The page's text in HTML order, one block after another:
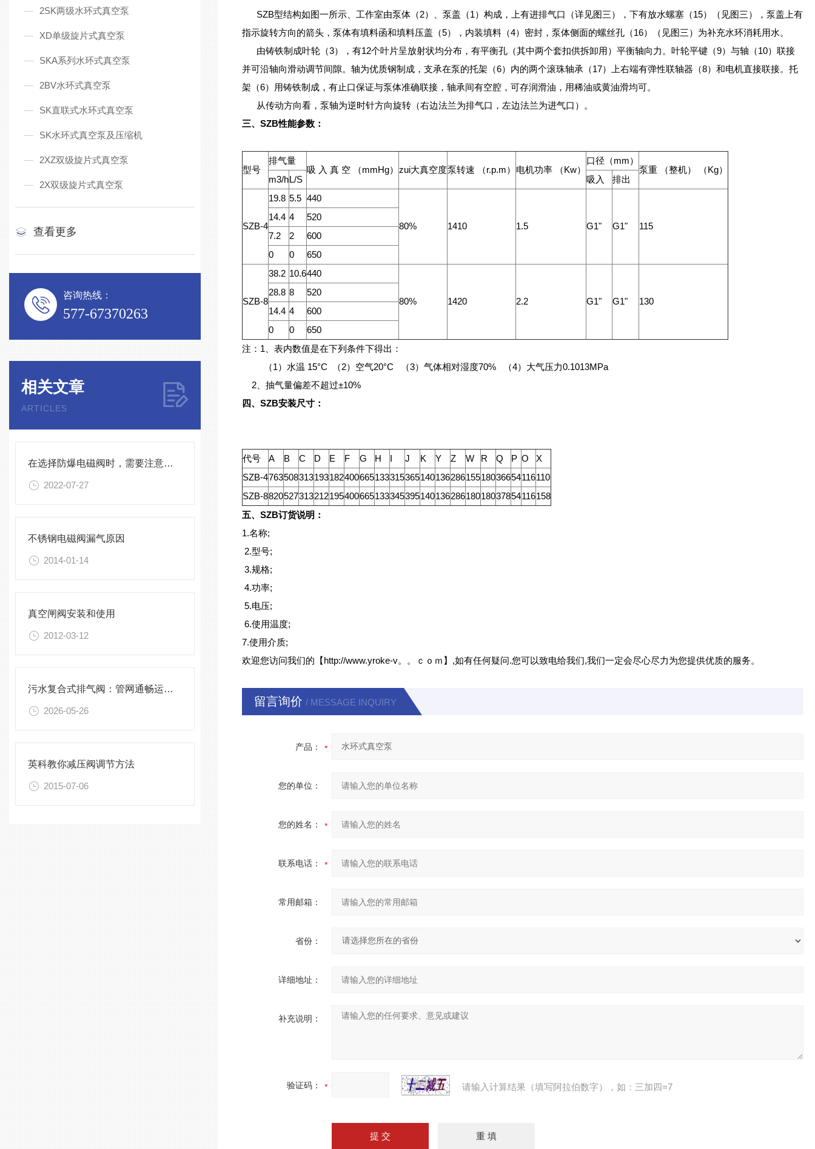
2SK两级水环式真空泵
XD单级旋片式真空泵
SKA系列水环式真空泵
2BV水环式真空泵
SK直联式水环式真空泵
SK水环式真空泵及压缩机
2XZ双级旋片式真空泵
2X双级旋片式真空泵
查看更多
咨询热线：
577-67370263
相关文章
ARTICLES
在选择防爆电磁阀时，需要注意些什么问题？
2022-07-27
不锈钢电磁阀漏气原因
2014-01-14
真空闸阀安装和使用
2012-03-12
污水复合式排气阀：管网通畅运行的关键稳压排气设备
2026-05-26
英科教你减压阀调节方法
2015-07-06
SZB型结构如图一所示、工作室由泵体（2）、泵盖（1）构成，上有进排气口（详见图三），下有放水螺塞（15）（见图三），泵盖上有
指示旋转方向的箭头，泵体有填料函和填料压盖（5），内装填料（4）密封，泵体侧面的螺丝孔（16）（见图三）为补充水环消耗用水。
由铸铁制成叶轮（3），有12个叶片呈放射状均分布，有平衡孔（其中两个套扣供拆卸用）平衡轴向力。叶轮平键（9）与轴（10）联接
并可沿轴向滑动调节间隙。轴为优质钢制成，支承在泵的托架（6）内的两个滚珠轴承（17）上右端有弹性联轴器（8）和电机直接联接。托
架（6）用铸铁制成，有止口保证与泵体准确联接，轴承间有空腔，可存润滑油，用稀油或黄油滑均可。
从传动方向看，泵轴为逆时针方向旋转（右边法兰为排气口，左边法兰为进气口）。
三、SZB性能参数：
型号
排气量
吸 入 真 空 （mmHg） zui大真空度泵转速 （r.p.m） 电机功率 （Kw）
口径（mm）
泵重 （整机） （Kg）
m3/hL/S 吸入 排出
SZB-4
19.8 5.5 440
80% 1410 1.5 G1" G1" 115
14.4 4
520
7.2
2
600
0
0 650
SZB-8
38.2 10.6440
80% 1420 2.2 G1" G1" 130
28.8 8
520
14.4 4
600
0
0
650
注：1、表内数值是在下列条件下得出：
（1）水温 15°C （2）空气20°C （3）气体相对湿度70% （4）大气压力0.1013MPa
2、抽气量偏差不超过±10%
四、SZB安装尺寸：
代号 A B C D E F G H I J K Y Z W R Q P O
X
SZB-476350831319318240066513331536514013628615518036654116110
SZB-882052731321219540066513334539514013628618018037854116158
五、SZB订货说明：
1.名称;
2.型号;
3.规格;
4.功率;
5.电压;
6.使用温度;
7.使用介质;
欢迎您访问我们的【http://www.yroke-v。。ｃｏｍ 】 ,如有任何疑问.您可以致电给我们,我们一定会尽心尽力为您提供优质的服务。
留言询价 / MESSAGE INQUIRY
产品：
您的单位：
您的姓名：
联系电话：
常用邮箱：
省份：
详细地址：
补充说明：
验证码： 请输入计算结果（填写阿拉伯数字），如：三加四=7